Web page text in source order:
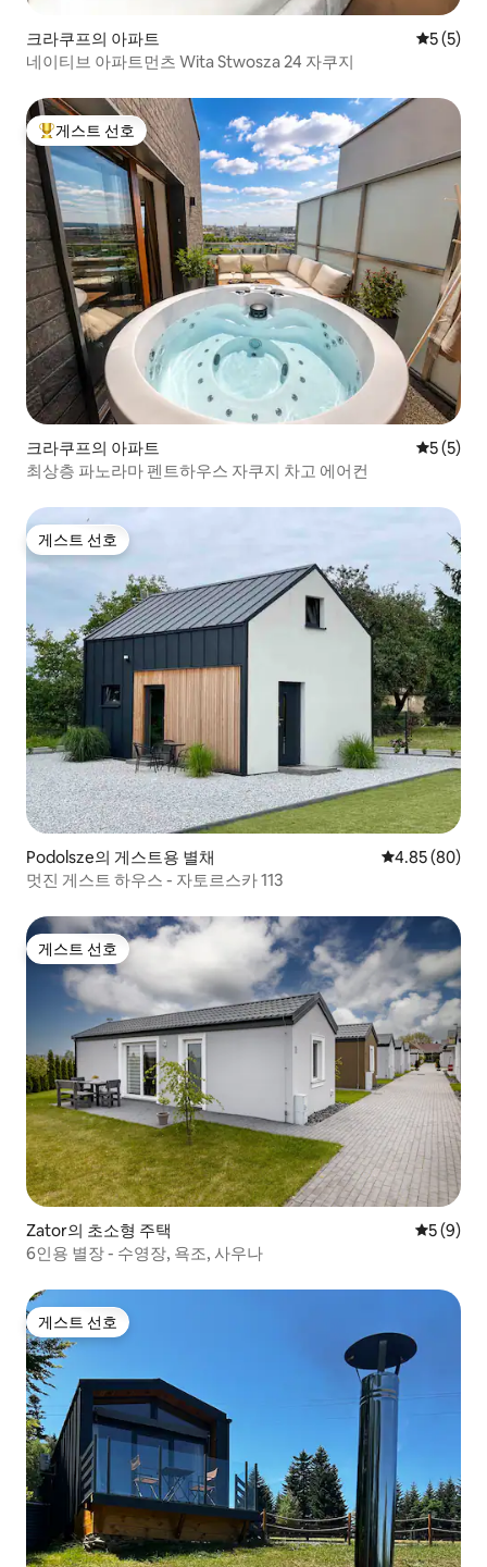
크라쿠프의 아파트 평점 5점
5 (5)
네이티브 아파트먼츠 Wita Stwosza 24 자쿠지
상위 게스트 선호
게스트 선호
크라쿠프의 아파트 평점 5점
5 (5)
최상층 파노라마 펜트하우스 자쿠지 차고 에어컨
게스트 선호
게스트 선호
Podolsze의 게스트용 별채 평점 4.85점(5
4.85 (80)
멋진 게스트 하우스 - 자토르스카 113
게스트 선호
게스트 선호
Zator의 초소형 주택 평점 5점
5 (9)
6인용 별장 - 수영장, 욕조, 사우나
게스트 선호
게스트 선호